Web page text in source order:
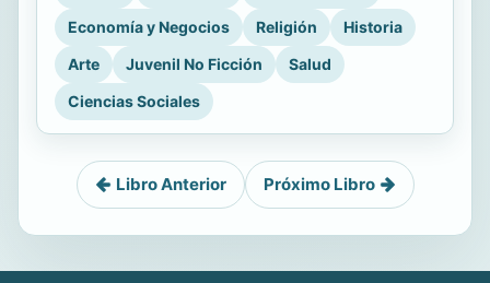
Economía y Negocios
Religión
Historia
Arte
Juvenil No Ficción
Salud
Ciencias Sociales
Libro Anterior Próximo Libro